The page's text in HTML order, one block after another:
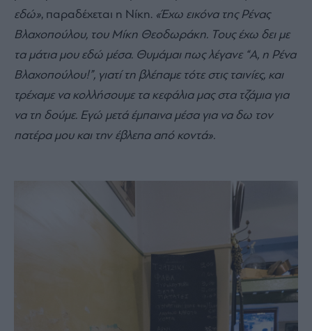
εδώ», παραδέχεται η Νίκη. «Έχω εικόνα της Ρένας
Βλαχοπούλου, του Μίκη Θεοδωράκη. Τους έχω δει με
τα μάτια μου εδώ μέσα. Θυμάμαι πως λέγανε “Α, η Ρένα
Βλαχοπούλου!”, γιατί τη βλέπαμε τότε στις ταινίες, και
τρέχαμε να κολλήσουμε τα κεφάλια μας στα τζάμια για
να τη δούμε. Εγώ μετά έμπαινα μέσα για να δω τον
πατέρα μου και την έβλεπα από κοντά».